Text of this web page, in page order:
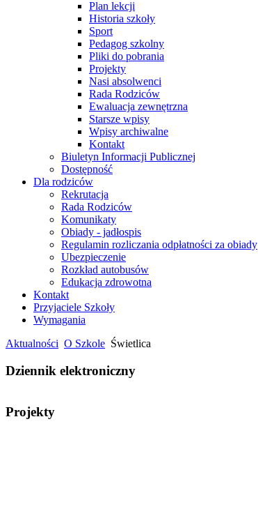
Plan lekcji
Historia szkoły
Sport
Pedagog szkolny
Pliki do pobrania
Projekty
Nasi absolwenci
Rada Rodziców
Ewaluacja zewnętrzna
Starsze wpisy
Wpisy archiwalne
Kontakt
Biuletyn Informacji Publicznej
Dostępność
Dla rodziców
Rekrutacja
Rada Rodziców
Komunikaty
Obiady - jadłospis
Regulamin rozliczania odpłatności za obiady
Ubezpieczenie
Rozkład autobusów
Edukacja zdrowotna
Kontakt
Przyjaciele Szkoły
Wymagania
Aktualności O Szkole Świetlica
Dziennik elektroniczny
Projekty